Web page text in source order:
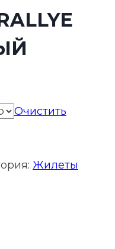
Очистить
Жилеты